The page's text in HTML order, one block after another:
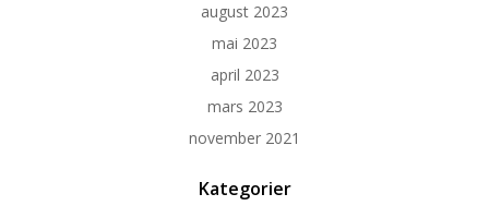
august 2023
mai 2023
april 2023
mars 2023
november 2021
Kategorier